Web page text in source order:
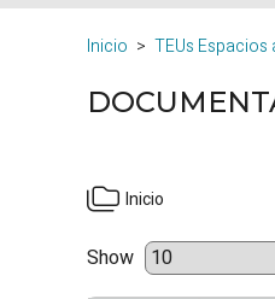
Inicio TEUs Espacios
Inicio
Show